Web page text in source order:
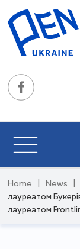
Home News
лауреатом
лауреатом